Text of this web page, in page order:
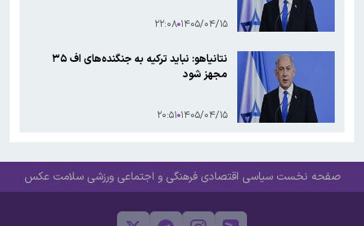
شده است
جزئیات جدید افزایش سنوات بازنشستگی/ چه کسانی باید بیشتر کار کنند و
چه افرادی معاف هستند؟
۱۴۰۵/۰۴/۱۵ ۲۲:۰۸
نتانیاهو: نباید ترکیه به جنگنده‌های اف ۳۵
مجهز شود
۱۴۰۵/۰۴/۱۵ ۲۰:۵۱
صفحه نخست سیاسی اقتصادی فرهنگی و اجتماعی ورزشی سلامت عکس